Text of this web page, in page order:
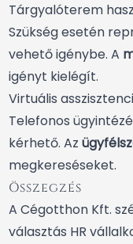
Tárgyalóterem
Szükség esetén
vehető igénybe. A
igényt kielégít.
Virtuális
Telefonos
kérhető. Az
megkereséseket.
Összegzés
A Cégotthon Kft.
választás HR